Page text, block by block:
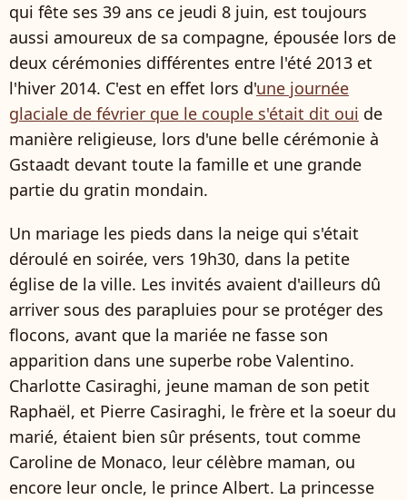
qui fête ses 39 ans ce jeudi 8 juin, est toujours
aussi amoureux de sa compagne, épousée lors de
deux cérémonies différentes entre l'été 2013 et
l'hiver 2014. C'est en effet lors d'une journée
glaciale de février que le couple s'était dit oui de
manière religieuse, lors d'une belle cérémonie à
Gstaadt devant toute la famille et une grande
partie du gratin mondain.
Un mariage les pieds dans la neige qui s'était
déroulé en soirée, vers 19h30, dans la petite
église de la ville. Les invités avaient d'ailleurs dû
arriver sous des parapluies pour se protéger des
flocons, avant que la mariée ne fasse son
apparition dans une superbe robe Valentino.
Charlotte Casiraghi, jeune maman de son petit
Raphaël, et Pierre Casiraghi, le frère et la soeur du
marié, étaient bien sûr présents, tout comme
Caroline de Monaco, leur célèbre maman, ou
encore leur oncle, le prince Albert. La princesse